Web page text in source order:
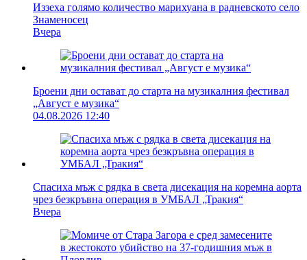
Иззеха голямо количество марихуана в радневското село
Знаменосец
Вчера
Броени дни остават до старта на музикалния фестивал
„Август е музика“
04.08.2026 12:40
Спасиха мъж с рядка в света дисекация на коремна аорта
чрез безкръвна операция в УМБАЛ „Тракия“
Вчера